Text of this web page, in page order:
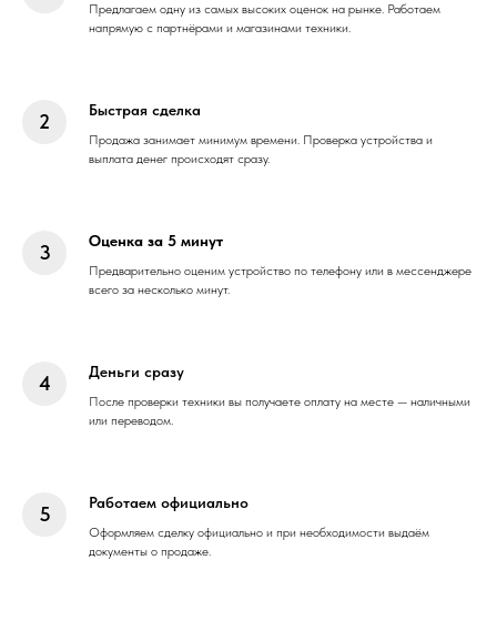
Предлагаем одну из самых высоких оценок на рынке. Работаем
напрямую с партнёрами и магазинами техники.
Быстрая сделка
Продажа занимает минимум времени. Проверка устройства и
выплата денег происходят сразу.
Оценка за 5 минут
Предварительно оценим устройство по телефону или в мессенджере
всего за несколько минут.
Деньги сразу
После проверки техники вы получаете оплату на месте — наличными
или переводом.
Работаем официально
Оформляем сделку официально и при необходимости выдаём
документы о продаже.